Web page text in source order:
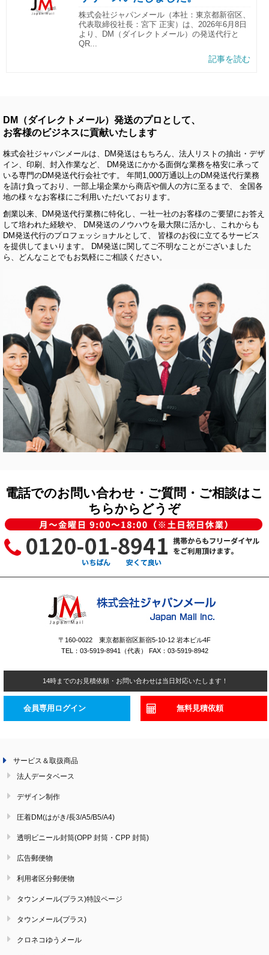
株式会社ジャパンメール（本社：東京都新宿区、
代表取締役社長：宮下 正実）は、2026年6月8日
より、DM（ダイレクトメール）の発送代行と
QR...
記事を読む
DM（ダイレクトメール）発送のプロとして、
お客様のビジネスに貢献いたします
株式会社ジャパンメールは、DM発送はもちろん、法人リストの抽出・デザ
イン、印刷、封入作業など、 DM発送にかかる面倒な業務を格安に承って
いる専門のDM発送代行会社です。 年間1,000万通以上のDM発送代行業務
を請け負っており、一部上場企業から商店や個人の方に至るまで、 全国各
地の様々なお客様にご利用いただいております。
創業以来、DM発送代行業務に特化し、一社一社のお客様のご要望にお答え
して培われた経験や、 DM発送のノウハウを最大限に活かし、これからも
DM発送代行のプロフェッショナルとして、 皆様のお役に立てるサービス
を提供してまいります。 DM発送に関してご不明なことがございました
ら、どんなことでもお気軽にご相談ください。
電話でのお問い合わせ・ご質問・ご相談はこ
ちらからどうぞ
〒160-0022 東京都新宿区新宿5-10-12 岩本ビル4F
TEL：03-5919-8941（代表） FAX：03-5919-8942
14時までのお見積依頼・お問い合わせは当日対応いたします！
会員専用ログイン 無料見積依頼
サービス＆取扱商品
法人データベース
デザイン制作
圧着DM(はがき/長3/A5/B5/A4)
透明ビニール封筒(OPP 封筒・CPP 封筒)
広告郵便物
利用者区分郵便物
タウンメール(プラス)特設ページ
タウンメール(プラス)
クロネコゆうメール